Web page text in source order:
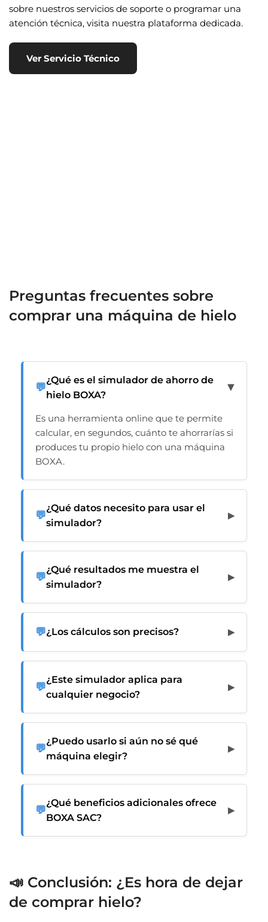
sobre nuestros servicios de soporte o programar una
atención técnica, visita nuestra plataforma dedicada.
Ver Servicio Técnico
Preguntas frecuentes sobre
comprar una máquina de hielo
💬
¿Qué es el simulador de ahorro de
hielo BOXA?
▶
Es una herramienta online que te permite
calcular, en segundos, cuánto te ahorrarías si
produces tu propio hielo con una máquina
BOXA.
💬
¿Qué datos necesito para usar el
simulador?
▶
💬
¿Qué resultados me muestra el
simulador?
▶
💬¿Los cálculos son precisos? ▶
💬
¿Este simulador aplica para
cualquier negocio?
▶
💬
¿Puedo usarlo si aún no sé qué
máquina elegir?
▶
💬
¿Qué beneficios adicionales ofrece
BOXA SAC?
▶
📣 Conclusión: ¿Es hora de dejar
de comprar hielo?